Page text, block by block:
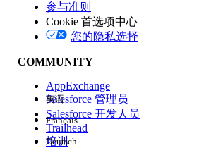
版本
体验
参与准则
Cookie 首选项中心
您的隐私选择
COMMUNITY
AppExchange
Salesforce 管理员
Salesforce 开发人员
Trailhead
培训
英语
Français
Deutsch